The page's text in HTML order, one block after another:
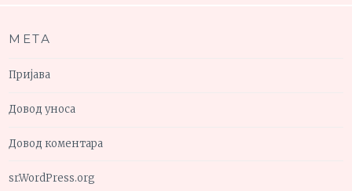
МЕТА
Пријава
Довод уноса
Довод коментара
sr.WordPress.org